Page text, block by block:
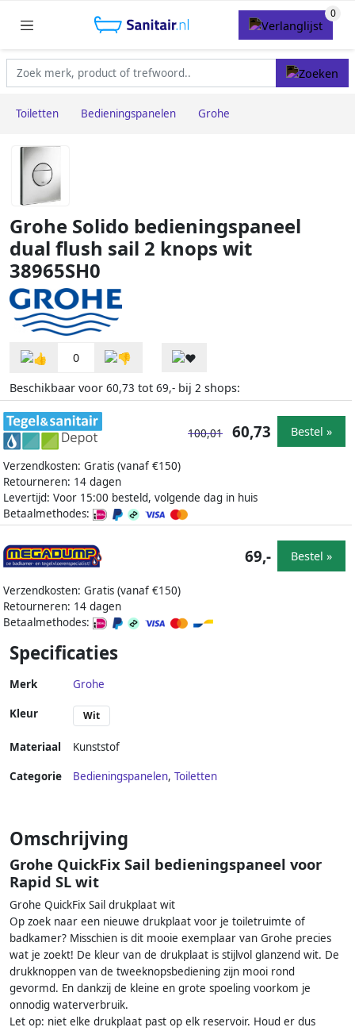
Toiletten Bedieningspanelen Grohe
Grohe Solido bedieningspaneel
dual flush sail 2 knops wit
38965SH0
0
Beschikbaar voor 60,73 tot 69,- bij 2 shops:
Verzendkosten: Gratis (vanaf €150)
Retourneren: 14 dagen
Levertijd: Voor 15:00 besteld, volgende dag in huis
Betaalmethodes:
100,01 60,73 Bestel »
Verzendkosten: Gratis (vanaf €150)
Retourneren: 14 dagen
Betaalmethodes:
69,- Bestel »
Specificaties
Merk Grohe
Kleur Wit
Materiaal Kunststof
Categorie Bedieningspanelen, Toiletten
Omschrijving
Grohe QuickFix Sail bedieningspaneel voor
Rapid SL wit
Grohe QuickFix Sail drukplaat wit
Op zoek naar een nieuwe drukplaat voor je toiletruimte of
badkamer? Misschien is dit mooie exemplaar van Grohe precies
wat je zoekt! De kleur van de drukplaat is stijlvol glanzend wit. De
drukknoppen van de tweeknopsbediening zijn mooi rond
gevormd. En dankzij de kleine en grote spoeling voorkom je
onnodig waterverbruik.
Let op: niet elke drukplaat past op elk reservoir. Houd er dus